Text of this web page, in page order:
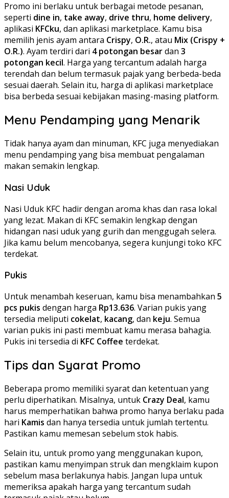
Promo ini berlaku untuk berbagai metode pesanan,
seperti dine in, take away, drive thru, home delivery,
aplikasi KFCku, dan aplikasi marketplace. Kamu bisa
memilih jenis ayam antara Crispy, O.R., atau Mix (Crispy +
O.R.). Ayam terdiri dari 4 potongan besardan 3
potongan kecil. Harga yang tercantum adalah harga
terendah dan belum termasuk pajak yang berbeda-beda
sesuai daerah. Selain itu, harga di aplikasi marketplace
bisa berbeda sesuai kebijakan masing-masing platform.
Menu Pendamping yang Menarik
Tidak hanya ayam dan minuman, KFC juga menyediakan
menu pendamping yang bisa membuat pengalaman
makan semakin lengkap.
Nasi Uduk
Nasi Uduk KFC hadir dengan aroma khas dan rasa lokal
yang lezat. Makan di KFC semakin lengkap dengan
hidangan nasi uduk yang gurih dan menggugah selera.
Jika kamu belum mencobanya, segera kunjungi toko KFC
terdekat.
Pukis
Untuk menambah keseruan, kamu bisa menambahkan 5
pcs pukis dengan harga Rp13.636. Varian pukis yang
tersedia meliputi cokelat, kacang, dan keju. Semua
varian pukis ini pasti membuat kamu merasa bahagia.
Pukis ini tersedia di KFC Coffee terdekat.
Tips dan Syarat Promo
Beberapa promo memiliki syarat dan ketentuan yang
perlu diperhatikan. Misalnya, untuk Crazy Deal, kamu
harus memperhatikan bahwa promo hanya berlaku pada
hari Kamis dan hanya tersedia untuk jumlah tertentu.
Pastikan kamu memesan sebelum stok habis.
Selain itu, untuk promo yang menggunakan kupon,
pastikan kamu menyimpan struk dan mengklaim kupon
sebelum masa berlakunya habis. Jangan lupa untuk
memeriksa apakah harga yang tercantum sudah